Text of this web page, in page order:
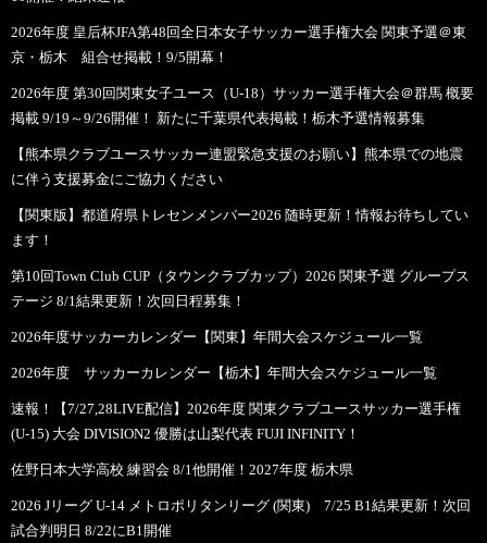
2026年度 皇后杯JFA第48回全日本女子サッカー選手権大会 関東予選＠東
京・栃木 組合せ掲載！9/5開幕！
2026年度 第30回関東女子ユース（U-18）サッカー選手権大会＠群馬 概要
掲載 9/19～9/26開催！ 新たに千葉県代表掲載！栃木予選情報募集
【熊本県クラブユースサッカー連盟緊急支援のお願い】熊本県での地震
に伴う支援募金にご協力ください
【関東版】都道府県トレセンメンバー2026 随時更新！情報お待ちしてい
ます！
第10回Town Club CUP（タウンクラブカップ）2026 関東予選 グループス
テージ 8/1結果更新！次回日程募集！
2026年度サッカーカレンダー【関東】年間大会スケジュール一覧
2026年度 サッカーカレンダー【栃木】年間大会スケジュール一覧
速報！【7/27,28LIVE配信】2026年度 関東クラブユースサッカー選手権
(U-15) 大会 DIVISION2 優勝は山梨代表 FUJI INFINITY！
佐野日本大学高校 練習会 8/1他開催！2027年度 栃木県
2026 Jリーグ U-14 メトロポリタンリーグ (関東) 7/25 B1結果更新！次回
試合判明日 8/22にB1開催